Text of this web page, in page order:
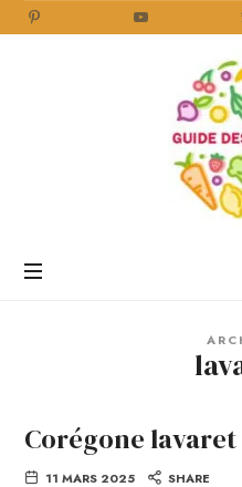
Aliments
Corégone lavaret
11 MARS 2025 SHARE